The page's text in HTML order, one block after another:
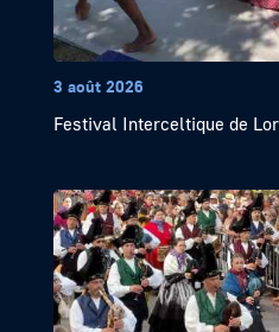
3 août 2026
Festival Interceltique de